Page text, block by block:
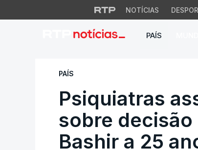
NOTÍCIAS
PAÍS
Psiquiatras
PAÍS
Psiquiatras
sobre
Bashir a 25